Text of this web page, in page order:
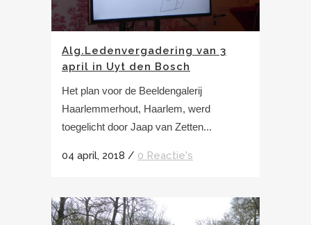
Alg.Ledenvergadering van 3
april in Uyt den Bosch
Het plan voor de Beeldengalerij
Haarlemmerhout, Haarlem, werd
toegelicht door Jaap van Zetten...
04 april, 2018 / 0 Reactie's